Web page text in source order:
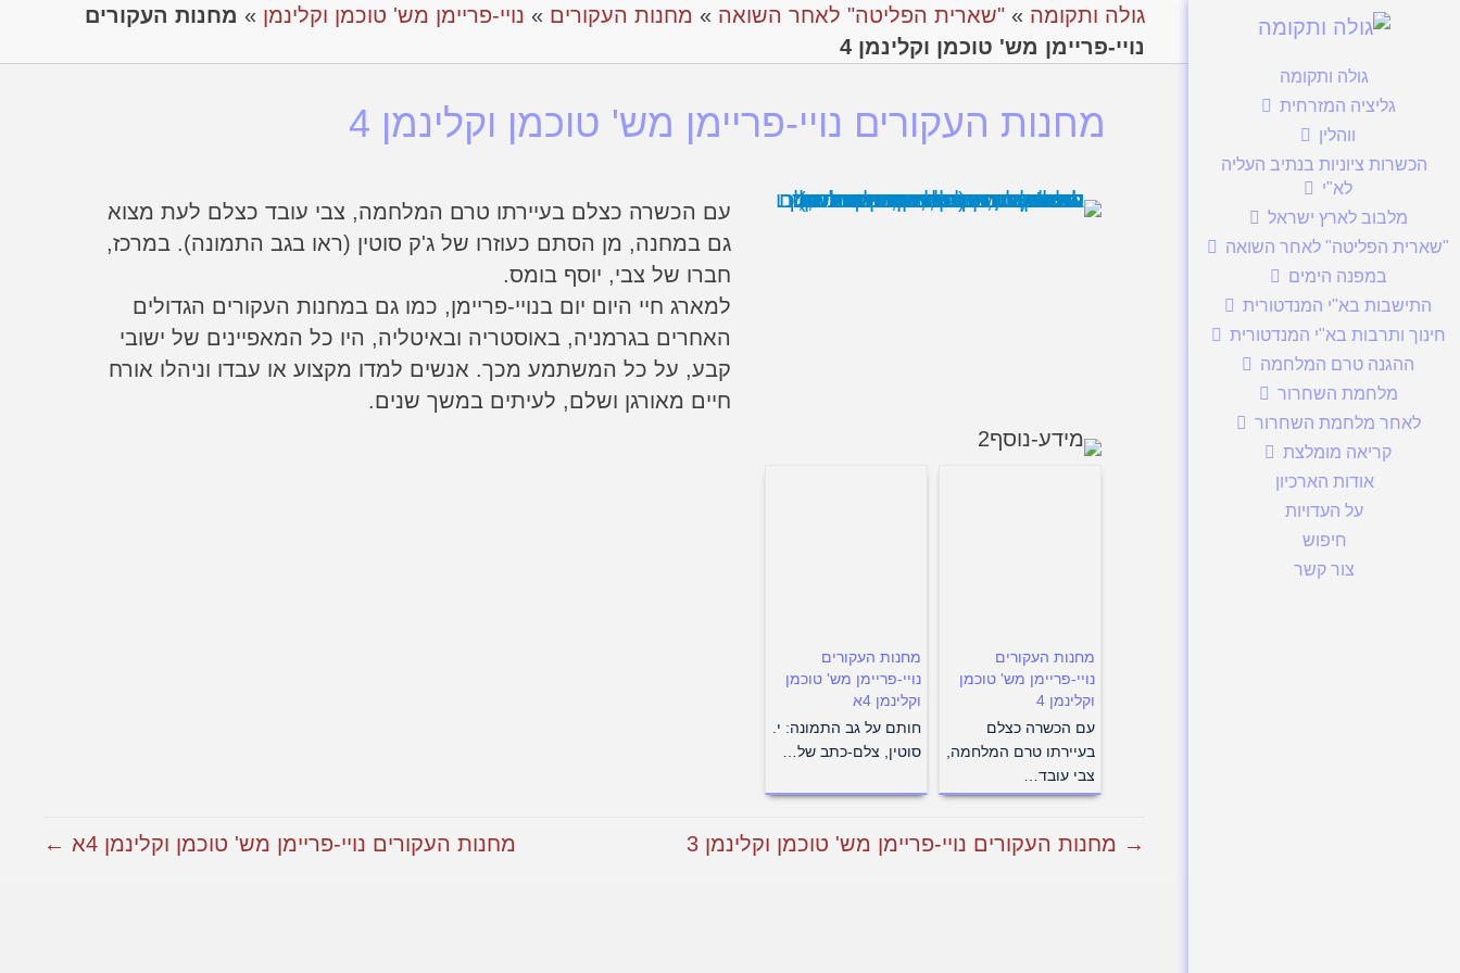
גולה ותקומה
גליציה המזרחית
ווהלין
הכשרות ציוניות בנתיב העליה
לא"י
מלבוב לארץ ישראל
"שארית הפליטה" לאחר השואה
במפנה הימים
התישבות בא"י המנדטורית
חינוך ותרבות בא"י המנדטורית
ההגנה טרם המלחמה
מלחמת השחרור
לאחר מלחמת השחרור
קריאה מומלצת
אודות הארכיון
על העדויות
חיפוש
צור קשר
גולה ותקומה » "שארית הפליטה" לאחר השואה » מחנות העקורים » נויי-פריימן מש' טוכמן וקלינמן » מחנות העקורים
נויי-פריימן מש' טוכמן וקלינמן 4
מחנות העקורים נויי-פריימן מש' טוכמן וקלינמן 4
עם הכשרה כצלם בעיירתו טרם המלחמה, צבי עובד כצלם לעת מצוא
גם במחנה, מן הסתם כעוזרו של ג'ק סוטין (ראו בגב התמונה). במרכז,
חברו של צבי, יוסף בומס.
למארג חיי היום יום בנויי-פריימן, כמו גם במחנות העקורים הגדולים
האחרים בגרמניה, באוסטריה ובאיטליה, היו כל המאפיינים של ישובי
קבע, על כל המשתמע מכך. אנשים למדו מקצוע או עבדו וניהלו אורח
חיים מאורגן ושלם, לעיתים במשך שנים.
מחנות העקורים
נויי-פריימן מש' טוכמן
וקלינמן 4
עם הכשרה כצלם
בעיירתו טרם המלחמה,
צבי עובד…
מחנות העקורים
נויי-פריימן מש' טוכמן
וקלינמן 4א
חותם על גב התמונה: י.
סוטין, צלם-כתב של…
→ מחנות העקורים נויי-פריימן מש' טוכמן וקלינמן 3 מחנות העקורים נויי-פריימן מש' טוכמן וקלינמן 4א ←